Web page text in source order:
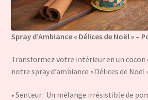
Spray d’Ambiance « Délices de Noël » –
Transformez votre intérieur en un cocon
notre spray d’ambiance « Délices de Noël
• Senteur : Un mélange irrésistible de